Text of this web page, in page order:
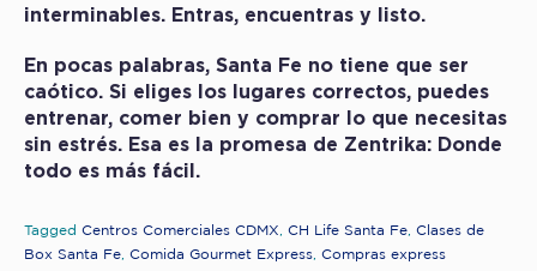
interminables. Entras, encuentras y listo.
En pocas palabras, Santa Fe no tiene que ser
caótico. Si eliges los lugares correctos, puedes
entrenar, comer bien y comprar lo que necesitas
sin estrés. Esa es la promesa de Zentrika: Donde
todo es más fácil.
Tagged Centros Comerciales CDMX CH Life Santa Fe
Clases de
Box Santa Fe
Comida Gourmet Express
Compras express